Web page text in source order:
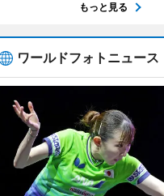
もっと見る
ワールドフォトニュース